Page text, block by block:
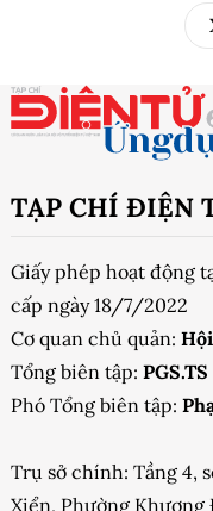
TẠP CHÍ ĐIỆN
Giấy phép hoạt động
cấp ngày 18/7/2022
Cơ quan chủ quản:
Tổng biên tập:
Phó Tổng biên tập:
Trụ sở chính: Tầng 4,
Xiển, Phường Khương